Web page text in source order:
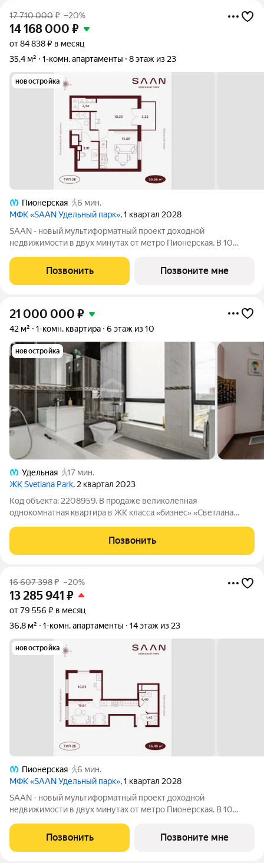
17 710 000₽ –20%
14 168 000 ₽
от 84 838 ₽ в месяц
35,4 м²
1-комн. апартаменты 8 этаж из 23
новостройка
Пионерская
6 мин.
МФК «SAAN Удельный парк», 1 квартал 2028
SAAN - новый мультиформатный проект доходной
недвижимости в двух минутах от метро Пионерская. В 10
представлены различные варианты: от компактных студий до
просторных резиденций с панорамными
Позвонить Позвоните мне
21 000 000 ₽
42 м² 1-комн. квартира 6 этаж из 10
новостройка
Удельная
17 мин.
ЖК Svetlana Park, 2 квартал 2023
Код объекта: 2208959. В продаже великолепная
однокомнатная квартира в ЖК класса «бизнес» «Светлана
пространстве, где каждый метр создан с заботой о вас. Жилой
комплекс находится в
Позвонить
16 607 398₽ –20%
13 285 941 ₽
от 79 556 ₽ в месяц
36,8 м²
1-комн. апартаменты 14 этаж из 23
новостройка
Пионерская
6 мин.
МФК «SAAN Удельный парк», 1 квартал 2028
SAAN - новый мультиформатный проект доходной
недвижимости в двух минутах от метро Пионерская. В 10
представлены различные варианты: от компактных студий до
просторных резиденций с панорамными
Позвонить Позвоните мне